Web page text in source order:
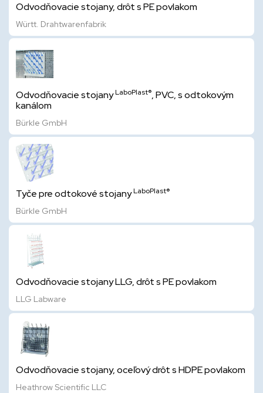
Odvodňovacie stojany, drôt s PE povlakom
Württ. Drahtwarenfabrik
Odvodňovacie stojanyLaboPlast®, PVC, s odtokovým
kanálom
Bürkle GmbH
Tyče pre odtokové stojanyLaboPlast®
Bürkle GmbH
Odvodňovacie stojany LLG, drôt s PE povlakom
LLG Labware
Odvodňovacie stojany, oceľový drôt s HDPE povlakom
Heathrow Scientific LLC